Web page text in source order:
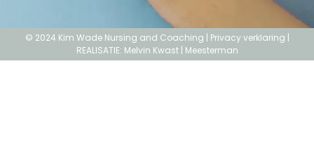
© 2024 Kim Wade Nursing and Coaching | Privacy verklaring |
REALISATIE: Melvin Kwast | Meesterman